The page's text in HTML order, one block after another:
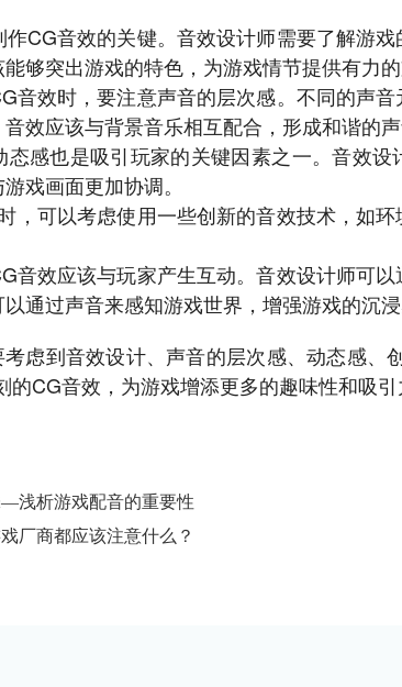
CG音效的关键。音效设计师需要了解游
够突出游戏的特色，为游戏情节提供有力的
音效时，要注意声音的层次感。不同的声
效应该与背景音乐相互配合，形成和谐的声
态感也是吸引玩家的关键因素之一。音效
戏画面更加协调。
，可以考虑使用一些创新的音效技术，如
音效应该与玩家产生互动。音效设计师可
通过声音来感知游戏世界，增强游戏的沉浸
虑到音效设计、声音的层次感、动态感、
CG音效，为游戏增添更多的趣味性和吸引
—浅析游戏配音的重要性
厂商都应该注意什么？